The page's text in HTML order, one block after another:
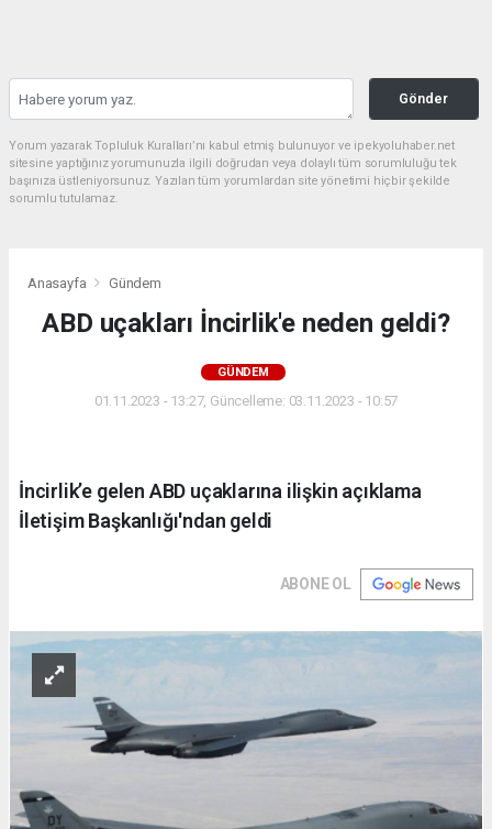
Gönder
Yorum yazarak Topluluk Kuralları’nı kabul etmiş bulunuyor ve ipekyoluhaber.net
sitesine yaptığınız yorumunuzla ilgili doğrudan veya dolaylı tüm sorumluluğu tek
başınıza üstleniyorsunuz. Yazılan tüm yorumlardan site yönetimi hiçbir şekilde
sorumlu tutulamaz.
Anasayfa Gündem
ABD uçakları İncirlik'e neden geldi?
GÜNDEM
01.11.2023 - 13:27, Güncelleme: 03.11.2023 - 10:57
İncirlik’e gelen ABD uçaklarına ilişkin açıklama
İletişim Başkanlığı'ndan geldi
ABONE OL